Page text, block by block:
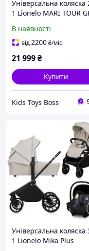
Універсальна коляска
1 Lionelo MARI TOUR
В наявності
від2200₴/міс
21 999₴
Купити
Kids Toys Boss
Універсальна коляска
1 Lionelo Mika Plus